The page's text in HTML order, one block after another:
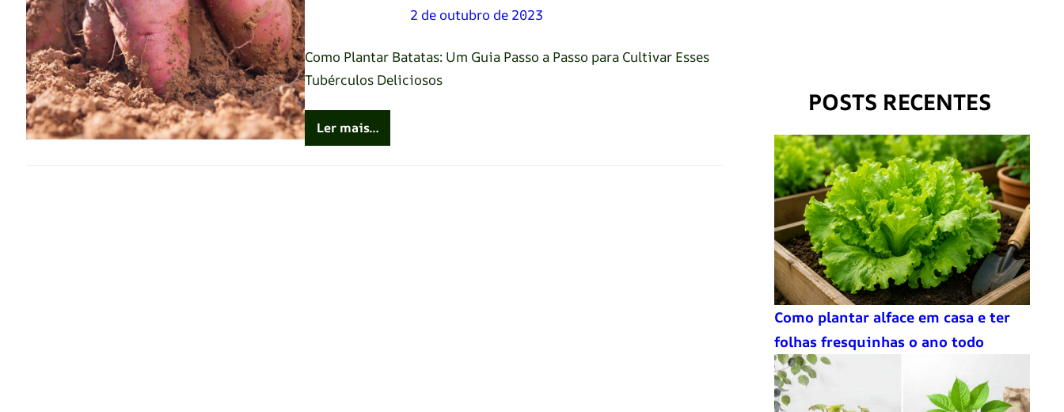
Renato Oliveira 2 de outubro de 2023
Como Plantar Batatas: Um Guia Passo a Passo para Cultivar Esses
Tubérculos Deliciosos
Ler mais…
POSTS RECENTES
Como plantar alface em casa e ter
folhas fresquinhas o ano todo